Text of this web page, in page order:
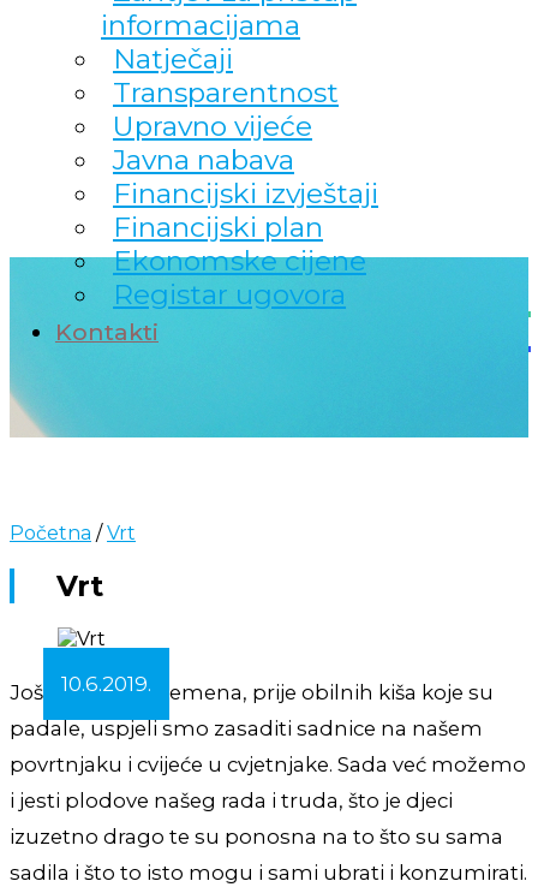
informacijama
Natječaji
Transparentnost
Upravno vijeće
Javna nabava
Financijski izvještaji
Financijski plan
Ekonomske cijene
Registar ugovora
Kontakti
Početna / Vrt
Vrt
10.6.2019.
Još za lijepog vremena, prije obilnih kiša koje su
padale, uspjeli smo zasaditi sadnice na našem
povrtnjaku i cvijeće u cvjetnjake. Sada već možemo
i jesti plodove našeg rada i truda, što je djeci
izuzetno drago te su ponosna na to što su sama
sadila i što to isto mogu i sami ubrati i konzumirati.